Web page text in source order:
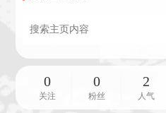
0
关注
0
粉丝
2
人气